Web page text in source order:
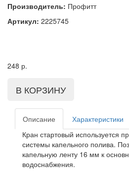
Производитель: Профитт
Артикул: 2225745
248 р.
Описание Характеристики
Кран стартовый используется
системы капельного полива.
капельную ленту 16 мм к
водоснабжения.